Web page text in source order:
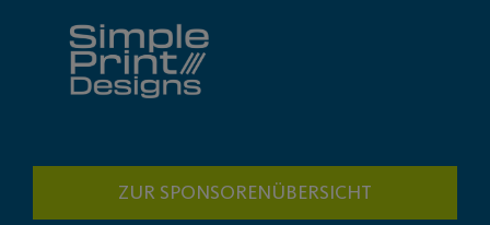
ZUR SPONSORENÜBERSICHT